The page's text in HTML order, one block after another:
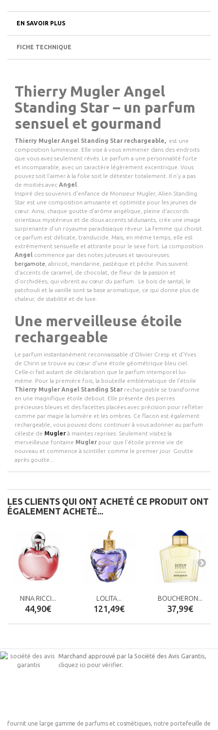
EN SAVOIR PLUS
FICHE TECHNIQUE
Thierry Mugler Angel
Standing Star – un parfum
sensuel et gourmand
Thierry Mugler Angel Standing Star rechargeable, est une
composition lumineuse. Elle vise à vous emmener dans des endroits
que vous avez seulement rêvés. Le parfum a une personnalité forte
et incomparable, avec un caractère légèrement excentrique. Vous
pouvez soit l’aimer à la folie soit le détester totalement. Il n'y a pas
de moitiés avec Angel
Inspiré des souvenirs d'enfance de Monsieur Mugler, Alien Standing
Star est une composition amusante et optimiste pour les jeunes de
cœur. Ainsi, chaque goutte d'arôme angélique, pleine d'accords
orientaux mystérieux et de doux accents séduisants, crée une image
surprenante d'un royaume paradisiaque rêveur. La femme qui choisit
ce parfum est délicate, translucide. Mais, en même temps, elle est
extrêmement sensuelle et attirante pour le sexe fort. La composition
Angel commence par des notes juteuses et savoureuses:
bergamote , abricot, mandarine, pastèque et pêche. Puis suivent
d'accents de caramel, de chocolat, de fleur de la passion et
d'orchidées, qui vibrent au cœur du parfum. Le bois de santal, le
patchouli et la vanille sont sa base aromatique, ce qui donne plus de
chaleur, de stabilité et de luxe.
Une merveilleuse étoile
rechargeable
Le parfum instantanément reconnaissable d'Olivier Cresp et d'Yves
de Chirin se trouve au cœur d'une étoile géométrique bleu ciel.
Celle-ci fait autant de déclaration que le parfum intemporel lui-
même. Pour la première fois, la bouteille emblématique de l'étoile
Thierry Mugler Angel Standing Star rechargeable se transforme
en une magnifique étoile debout. Elle présente des pierres
précieuses bleues et des facettes placées avec précision pour refléter
comme par magie la lumière et les ombres. Ce flacon est également
rechargeable, vous pouvez donc continuer à vous adonner au parfum
céleste de Mugler à maintes reprises. Seulement visitez la
merveilleuse fontaine Mugler pour que l’étoile prenne vie de
nouveau et commence à scintiller comme le premier jour. Goutte
après goutte...
LES CLIENTS QUI ONT ACHETÉ CE PRODUIT ONT
ÉGALEMENT ACHETÉ...
NINA RICCI...
44,90€
LOLITA...
121,49€
BOUCHERON...
37,99€
Marchand approuvé par la Société des Avis Garantis,
cliquez ici pour vérifier.
fournit une large gamme de parfums et cosmétiques, notre portefeuille de